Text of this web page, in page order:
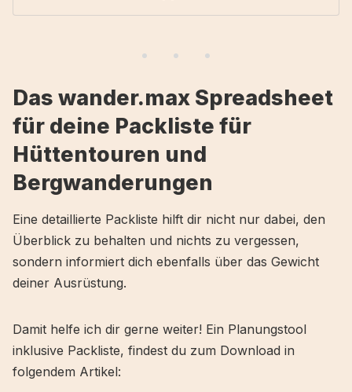
Übersicht und Gesamtgewicht der Packliste
Packliste und Ausrüstung
Ausrüstung am Körper
Rucksack
Base Layer
Socken
Trail Gaiters
Trekkingstöcke
Navigations-Uhr
Kleidung und Unterwäsche
Körperpflege und Toilette
Elektronik
Das wander.max Spreadsheet
für deine Packliste für
Hüttentouren und
Bergwanderungen
Eine detaillierte Packliste hilft dir nicht nur dabei, den
Überblick zu behalten und nichts zu vergessen,
sondern informiert dich ebenfalls über das Gewicht
deiner Ausrüstung.
Damit helfe ich dir gerne weiter! Ein Planungstool
inklusive Packliste, findest du zum Download in
folgendem Artikel: